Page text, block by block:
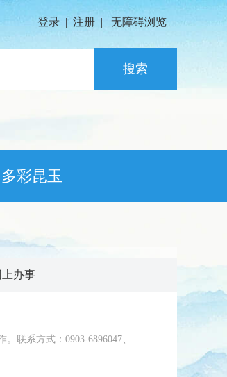
登录 | 注册 | 无障碍浏览
搜索
多彩昆玉
上办事
联系方式：0903-6896047、